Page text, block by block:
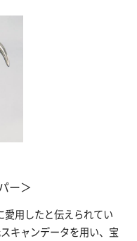
ー＞
用したと伝えられてい
キャンデータを用い、宝